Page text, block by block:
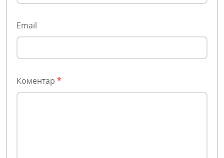
Email
Коментар *